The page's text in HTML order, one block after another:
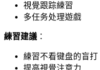
視覺跟踪練習
多任务处理遊戲
練習建議 ：
練習不看键盘的盲打